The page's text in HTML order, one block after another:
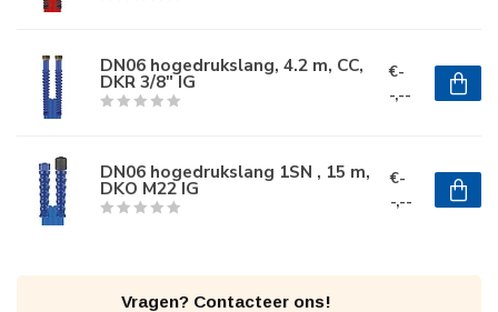
DN06 hogedrukslang, 4.2 m, CC,
DKR 3/8" IG
€-
-,--
DN06 hogedrukslang 1SN , 15 m,
DKO M22 IG
€-
-,--
Vragen? Contacteer ons!